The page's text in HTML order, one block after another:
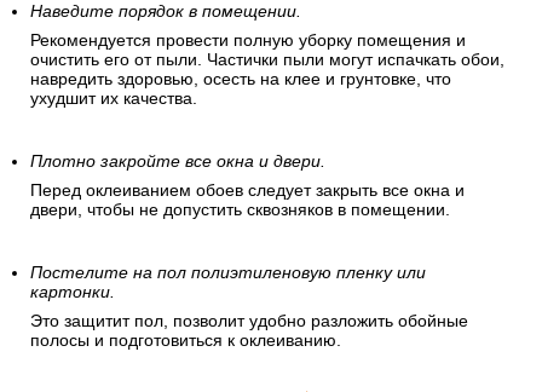
Наведите порядок в помещении.
Рекомендуется провести полную уборку помещения и
очистить его от пыли. Частички пыли могут испачкать обои,
навредить здоровью, осесть на клее и грунтовке, что
ухудшит их качества.
Плотно закройте все окна и двери.
Перед оклеиванием обоев следует закрыть все окна и
двери, чтобы не допустить сквозняков в помещении.
Постелите на пол полиэтиленовую пленку или
картонки.
Это защитит пол, позволит удобно разложить обойные
полосы и подготовиться к оклеиванию.